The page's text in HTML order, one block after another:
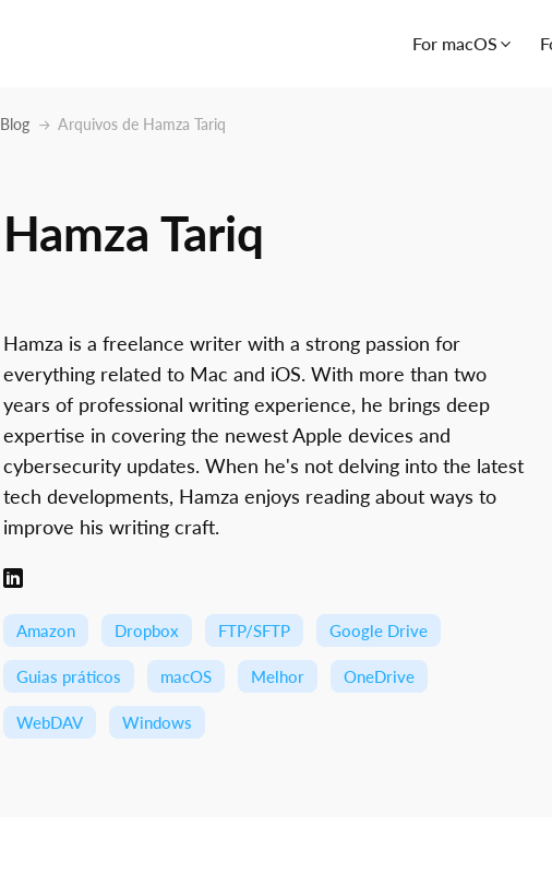
For macOS
Blog Arquivos de Hamza Tariq
Hamza Tariq
Hamza is a freelance writer with a strong passion for
everything related to Mac and iOS. With more than two
years of professional writing experience, he brings deep
expertise in covering the newest Apple devices and
cybersecurity updates. When he's not delving into the latest
tech developments, Hamza enjoys reading about ways to
improve his writing craft.
Amazon Dropbox FTP/SFTP Google Drive
Guias práticos macOS Melhor OneDrive
WebDAV Windows